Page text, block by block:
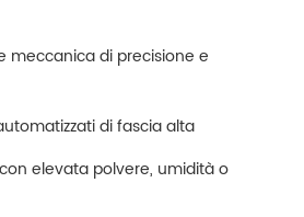
meccanica di precisione e
di fascia alta
elevata polvere, umidità o